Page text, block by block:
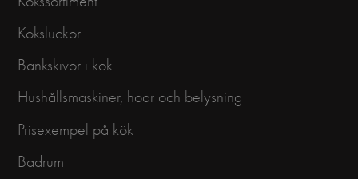
Köksluckor
Bänkskivor i kök
Hushållsmaskiner, hoar och belysning
Prisexempel på kök
Badrum